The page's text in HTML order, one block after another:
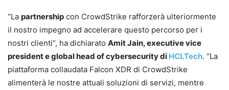
“La partnership con CrowdStrike rafforzerà ulteriormente
il nostro impegno ad accelerare questo percorso per i
nostri clienti”, ha dichiarato Amit Jain, executive vice
president e global head of cybersecurity di HCLTech. “La
piattaforma collaudata Falcon XDR di CrowdStrike
alimenterà le nostre attuali soluzioni di servizi, mentre